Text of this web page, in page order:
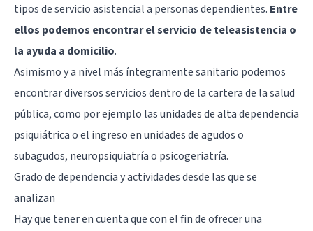
tipos de servicio asistencial a personas dependientes. Entre
ellos podemos encontrar el servicio de teleasistencia o
la ayuda a domicilio.
Asimismo y a nivel más íntegramente sanitario podemos
encontrar diversos servicios dentro de la cartera de la salud
pública, como por ejemplo las unidades de alta dependencia
psiquiátrica o el ingreso en unidades de agudos o
subagudos, neuropsiquiatría o psicogeriatría.
Grado de dependencia y actividades desde las que se
analizan
Hay que tener en cuenta que con el fin de ofrecer una